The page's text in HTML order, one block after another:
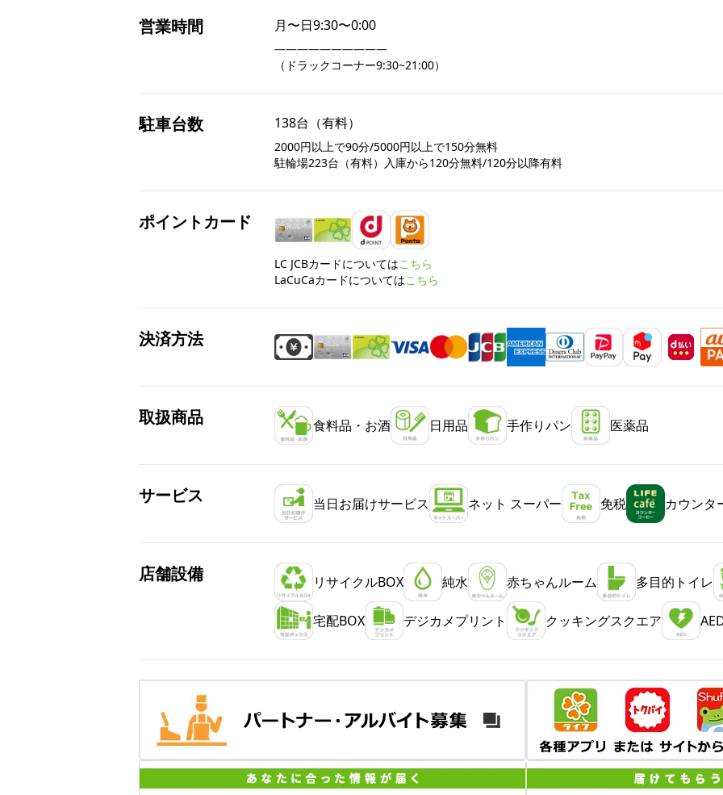
営業時間 月〜日9:30〜0:00
――――――――――
（ドラックコーナー9:30~21:00）
駐車台数 138台（有料）
2000円以上で90分/5000円以上で150分無料
駐輪場223台（有料）入庫から120分無料/120分以降有料
ポイントカード
LC JCBカードについてはこちら
LaCuCaカードについてはこちら
決済方法
取扱商品 食料品・お酒 日用品 手作りパン 医薬品
サービス 当日お届けサービス ネット スーパー 免税 カウンタ
店舗設備 リサイクルBOX 純水 赤ちゃんルーム 多目的トイレ
宅配BOX デジカメプリント クッキングスクエア